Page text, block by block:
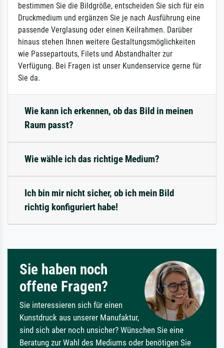
bestimmen Sie die Bildgröße, entscheiden Sie sich für ein
Druckmedium und ergänzen Sie je nach Ausführung eine
passende Verglasung oder einen Keilrahmen. Darüber
hinaus stehen Ihnen weitere Gestaltungsmöglichkeiten
wie Passepartouts, Filets und Abstandhalter zur
Verfügung. Bei Fragen ist unser Kundenservice gerne für
Sie da.
Wie kann ich erkennen, ob das Bild in meinen
Raum passt?
Wie wähle ich das richtige Medium?
Ich bin mir nicht sicher, ob ich mein Bild
richtig konfiguriert habe!
Sie haben noch
offene Fragen?
Sie interessieren sich für einen
Kunstdruck aus unserer Manufaktur,
sind sich aber noch unsicher? Wünschen Sie eine
Beratung zur Wahl des Mediums oder benötigen Sie